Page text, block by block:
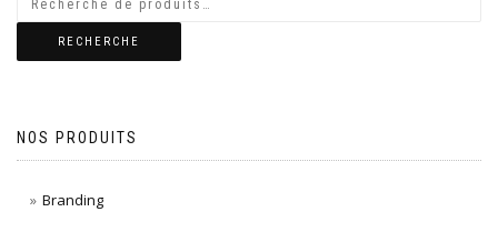
RECHERCHE
NOS PRODUITS
Branding